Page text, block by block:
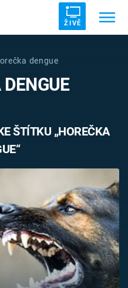
ŽIVĚ
SVĚTOVÁ VÁLKA
dengue
ŠTÍTKU „HOREČKA